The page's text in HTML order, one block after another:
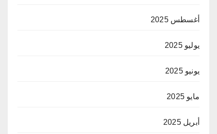
أغسطس 2025
يوليو 2025
يونيو 2025
مايو 2025
أبريل 2025